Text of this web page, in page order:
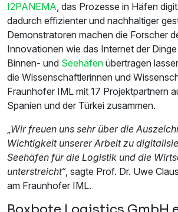
I2PANEMA, das Prozesse in Häfen
dadurch effizienter und nachhaltiger
Demonstratoren machen die Forscher
Innovationen wie das Internet der
Binnen- und Seehäfen übertragen
die Wissenschaftlerinnen und
Fraunhofer IML mit 17 Projektpartnern
Spanien und der Türkei zusammen.
„Wir freuen uns sehr über die
Wichtigkeit unserer Arbeit zu
Seehäfen für die Logistik und die
unterstreicht“, sagte Prof. Dr. Uwe
am Fraunhofer IML.